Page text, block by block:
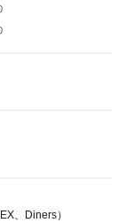
、Diners）